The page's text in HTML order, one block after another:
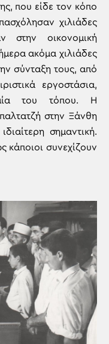
που είδε τον κόπο
χιλιάδες
στην οικονομική
ακόμα χιλιάδες
σύνταξη τους, από
εργοστάσια,
του τόπου. Η
στην Ξάνθη
σημαντική.
κάποιοι συνεχίζουν